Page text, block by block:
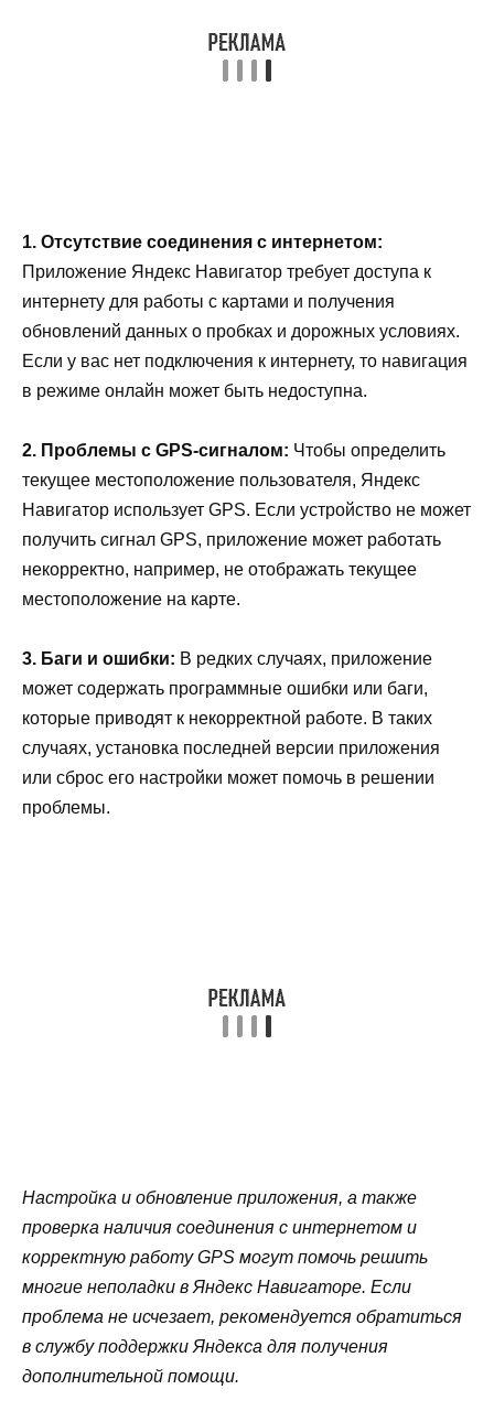
1. Отсутствие соединения с интернетом:
Приложение Яндекс Навигатор требует доступа к
интернету для работы с картами и получения
обновлений данных о пробках и дорожных условиях.
Если у вас нет подключения к интернету, то навигация
в режиме онлайн может быть недоступна.
2. Проблемы с GPS-сигналом: Чтобы определить
текущее местоположение пользователя, Яндекс
Навигатор использует GPS. Если устройство не может
получить сигнал GPS, приложение может работать
некорректно, например, не отображать текущее
местоположение на карте.
3. Баги и ошибки: В редких случаях, приложение
может содержать программные ошибки или баги,
которые приводят к некорректной работе. В таких
случаях, установка последней версии приложения
или сброс его настройки может помочь в решении
проблемы.
Настройка и обновление приложения, а также
проверка наличия соединения с интернетом и
корректную работу GPS могут помочь решить
многие неполадки в Яндекс Навигаторе. Если
проблема не исчезает, рекомендуется обратиться
в службу поддержки Яндекса для получения
дополнительной помощи.